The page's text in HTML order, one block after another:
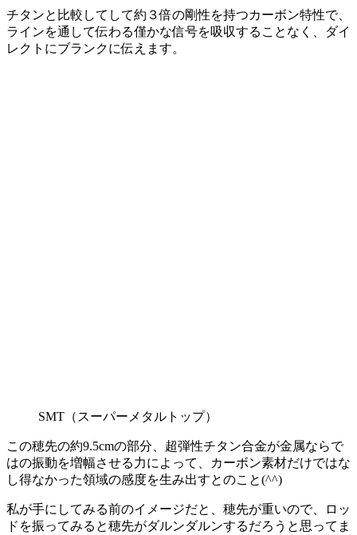
チタンと比較してして約３倍の剛性を持つカーボン特性で、
ラインを通して伝わる僅かな信号を吸収することなく、ダイ
レクトにブランクに伝えます。
SMT（スーパーメタルトップ）
この穂先の約9.5cmの部分、超弾性チタン合金が金属ならで
はの振動を増幅させる力によって、カーボン素材だけではな
し得なかった領域の感度を生み出すとのこと(^^)
私が手にしてみる前のイメージだと、穂先が重いので、ロッ
ドを振ってみると穂先がダルンダルンするだろうと思ってま